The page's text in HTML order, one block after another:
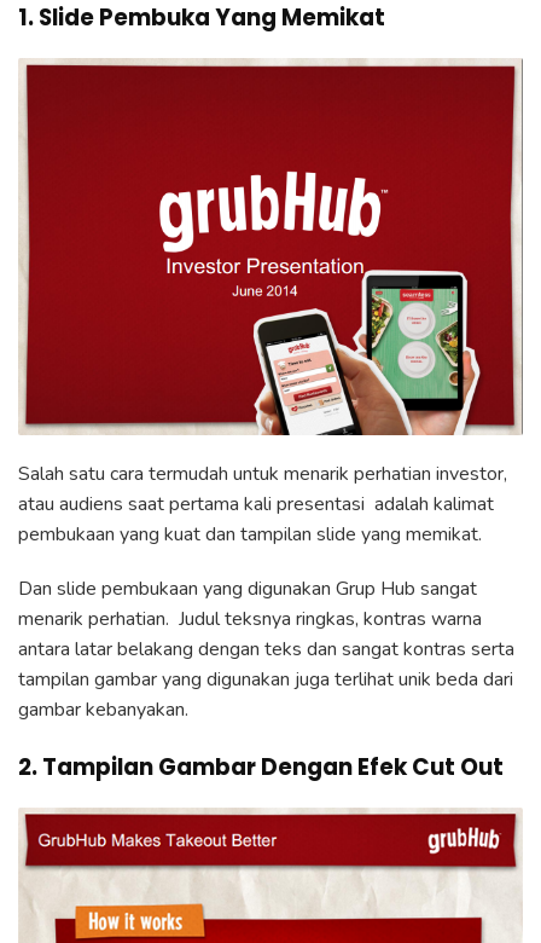
1. Slide Pembuka Yang Memikat
Salah satu cara termudah untuk menarik perhatian investor,
atau audiens saat pertama kali presentasi adalah kalimat
pembukaan yang kuat dan tampilan slide yang memikat.
Dan slide pembukaan yang digunakan Grup Hub sangat
menarik perhatian. Judul teksnya ringkas, kontras warna
antara latar belakang dengan teks dan sangat kontras serta
tampilan gambar yang digunakan juga terlihat unik beda dari
gambar kebanyakan.
2. Tampilan Gambar Dengan Efek Cut Out